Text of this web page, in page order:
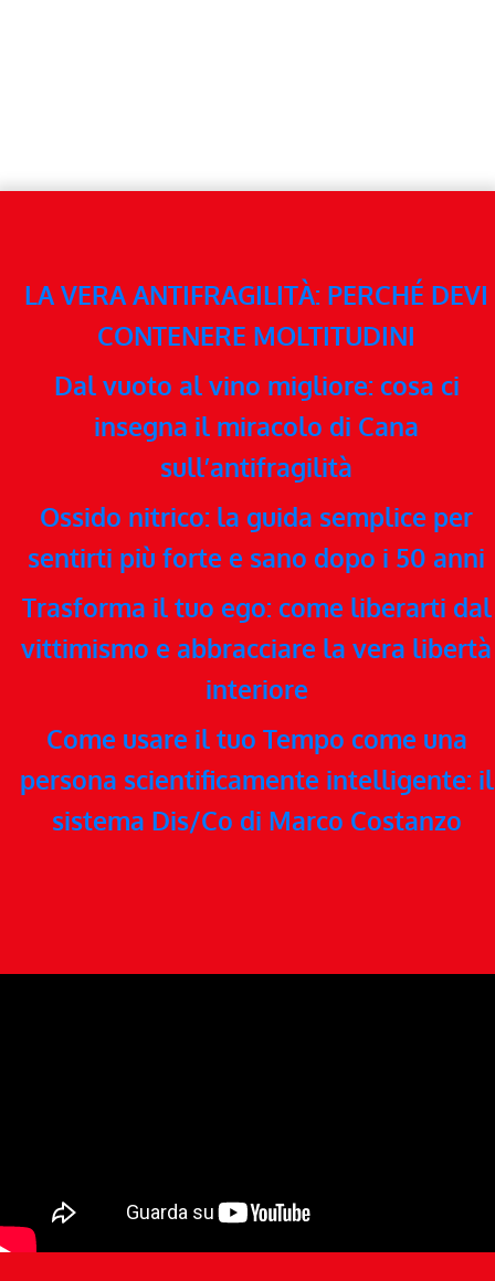
LA VERA ANTIFRAGILITÀ: PERCHÉ DEVI
CONTENERE MOLTITUDINI
Dal vuoto al vino migliore: cosa ci
insegna il miracolo di Cana
sull’antifragilità
Ossido nitrico: la guida semplice per
sentirti più forte e sano dopo i 50 anni
Trasforma il tuo ego: come liberarti dal
vittimismo e abbracciare la vera libertà
interiore
Come usare il tuo Tempo come una
persona scientificamente intelligente: il
sistema Dis/Co di Marco Costanzo